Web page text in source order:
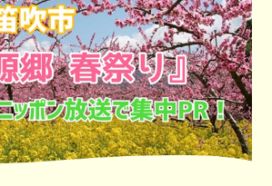
耶さん
敬考さん
様々な事業を展開するスピード感と実行力
パルパル」！
度も足を運んだ思い出の遊園地。
聖地としても有名。